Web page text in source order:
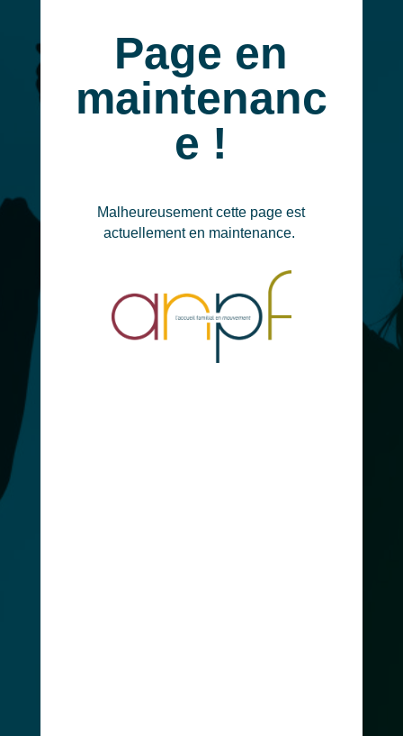
Page en
maintenanc
e !
Malheureusement cette page est
actuellement en maintenance.